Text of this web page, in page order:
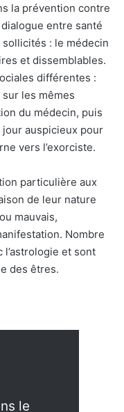
la prévention contre
entre santé
: le médecin
et dissemblables.
différentes :
sur les mêmes
du médecin, puis
jour auspicieux pour
vers l’exorciste.
particulière aux
de leur nature
mauvais,
Nombre
et sont
des êtres.
le